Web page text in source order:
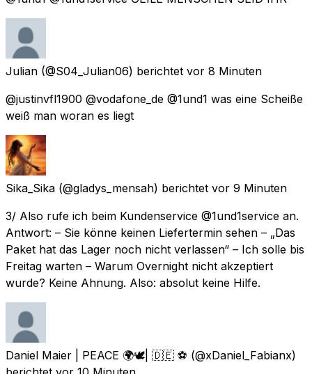
Julian (@S04_Julian06) berichtet vor 8 Minuten
@justinvfl1900 @vodafone_de @1und1 was eine Scheiße
weiß man woran es liegt
Sika_Sika (@gladys_mensah) berichtet vor 9 Minuten
3/ Also rufe ich beim Kundenservice @1und1service an.
Antwort: – Sie könne keinen Liefertermin sehen – „Das
Paket hat das Lager noch nicht verlassen“ – Ich solle bis
Freitag warten – Warum Overnight nicht akzeptiert
wurde? Keine Ahnung. Also: absolut keine Hilfe.
Daniel Maier | PEACE 🌍🕊| 🇩🇪 ⚽️ (@xDaniel_Fabianx)